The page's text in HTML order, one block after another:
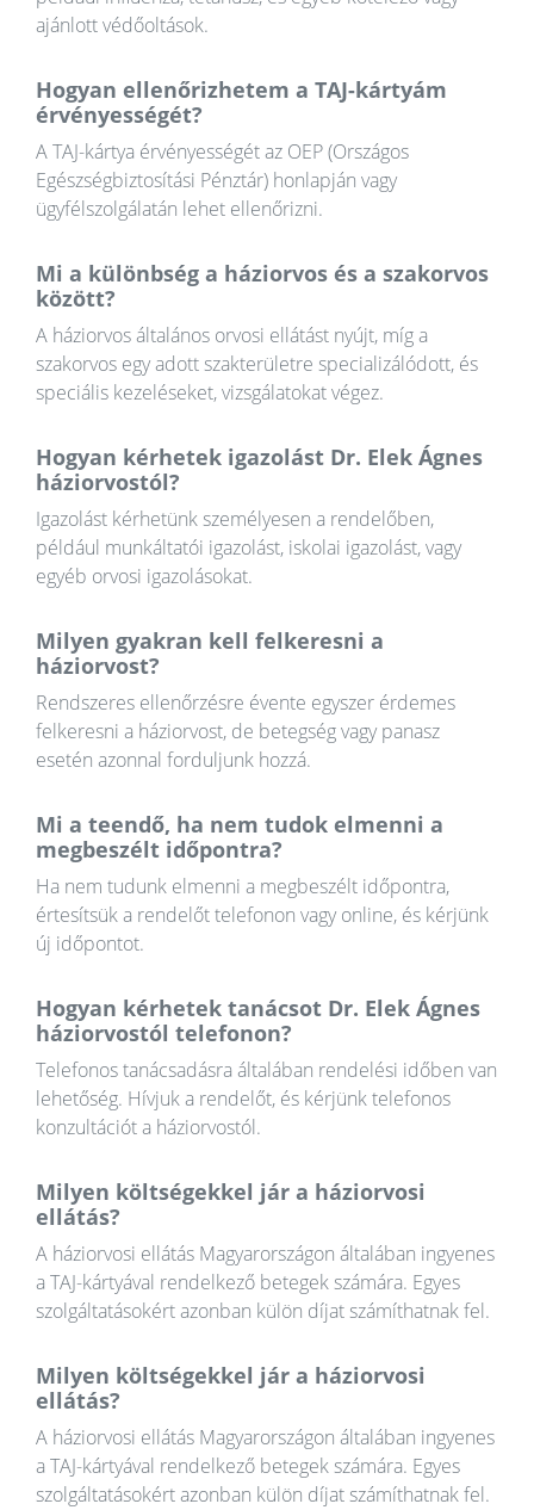
ajánlott védőoltások.
Hogyan ellenőrizhetem a TAJ-kártyám
érvényességét?
A TAJ-kártya érvényességét az OEP (Országos
Egészségbiztosítási Pénztár) honlapján vagy
ügyfélszolgálatán lehet ellenőrizni.
Mi a különbség a háziorvos és a szakorvos
között?
A háziorvos általános orvosi ellátást nyújt, míg a
szakorvos egy adott szakterületre specializálódott, és
speciális kezeléseket, vizsgálatokat végez.
Hogyan kérhetek igazolást Dr. Elek Ágnes
háziorvostól?
Igazolást kérhetünk személyesen a rendelőben,
például munkáltatói igazolást, iskolai igazolást, vagy
egyéb orvosi igazolásokat.
Milyen gyakran kell felkeresni a
háziorvost?
Rendszeres ellenőrzésre évente egyszer érdemes
felkeresni a háziorvost, de betegség vagy panasz
esetén azonnal forduljunk hozzá.
Mi a teendő, ha nem tudok elmenni a
megbeszélt időpontra?
Ha nem tudunk elmenni a megbeszélt időpontra,
értesítsük a rendelőt telefonon vagy online, és kérjünk
új időpontot.
Hogyan kérhetek tanácsot Dr. Elek Ágnes
háziorvostól telefonon?
Telefonos tanácsadásra általában rendelési időben van
lehetőség. Hívjuk a rendelőt, és kérjünk telefonos
konzultációt a háziorvostól.
Milyen költségekkel jár a háziorvosi
ellátás?
A háziorvosi ellátás Magyarországon általában ingyenes
a TAJ-kártyával rendelkező betegek számára. Egyes
szolgáltatásokért azonban külön díjat számíthatnak fel.
Milyen költségekkel jár a háziorvosi
ellátás?
A háziorvosi ellátás Magyarországon általában ingyenes
a TAJ-kártyával rendelkező betegek számára. Egyes
szolgáltatásokért azonban külön díjat számíthatnak fel.